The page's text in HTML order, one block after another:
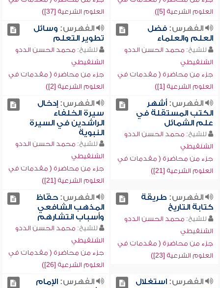
العلوم الشرعية [5])
العلوم الشرعية [37])
الفهرس:فضل
العلم والعلماء
للشيخ: محمد الحسن الددو
الشنقيطي
جزء من محاضرة ( مقدمات في
العلوم الشرعية [1])
الفهرس: وسائل
تطوير التعلم
للشيخ: محمد الحسن الددو
الشنقيطي
جزء من محاضرة ( مقدمات في
العلوم الشرعية [2])
الفهرس:أشهر
الكتب المستقلة في
علم الشمائل
للشيخ: محمد الحسن الددو
الشنقيطي
جزء من محاضرة ( مقدمات في
العلوم الشرعية [21])
الفهرس:إدخال
سيرة الخلفاء
الراشدين في السيرة
النبوية
للشيخ: محمد الحسن الددو
الشنقيطي
جزء من محاضرة ( مقدمات في
العلوم الشرعية [21])
الفهرس: طريقة
كتابة التاريخ
للشيخ: محمد الحسن الددو
الشنقيطي
جزء من محاضرة ( مقدمات في
العلوم الشرعية [23])
الفهرس:حفّاظ
المذهب الشافعي
وأسباب انتشارهم
للشيخ: محمد الحسن الددو
الشنقيطي
جزء من محاضرة ( مقدمات في
العلوم الشرعية [26])
الفهرس:استغلال
الفهرس:الإمام